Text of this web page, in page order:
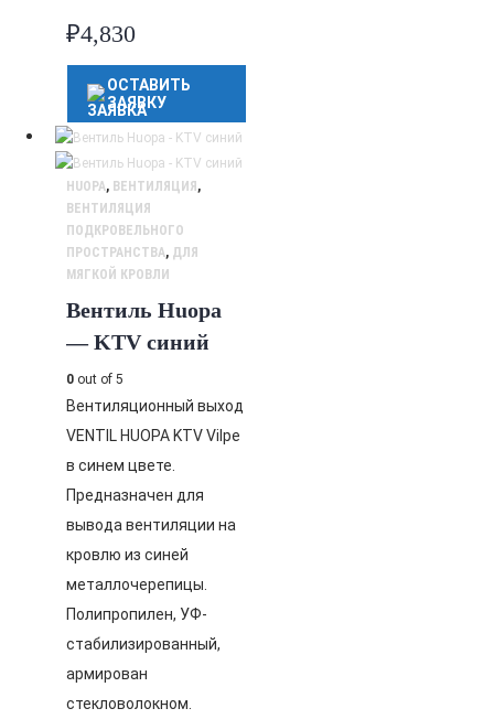
₽4,830
ОСТАВИТЬ
ЗАЯВКУ
HUOPA, ВЕНТИЛЯЦИЯ ,
ВЕНТИЛЯЦИЯ
ПОДКРОВЕЛЬНОГО
ПРОСТРАНСТВА, ДЛЯ
МЯГКОЙ КРОВЛИ
Вентиль Huopa
— KTV синий
0 out of 5
Вентиляционный выход
VENTIL HUOPA KTV Vilpe
в синем цвете.
Предназначен для
вывода вентиляции на
кровлю из синей
металлочерепицы.
Полипропилен, УФ-
стабилизированный,
армирован
стекловолокном.